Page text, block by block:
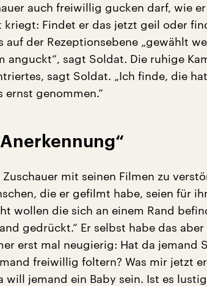
auch freiwillig gucken darf, wie
Findet er das jetzt geil oder
auf der Rezeptionsebene „gewählt
anguckt“, sagt Soldat. Die ruhige
sagt Soldat. „Ich finde, die
genommen.“
mit seinen Filmen zu
die er gefilmt habe, seien für
wollen die sich an einem Rand
gedrückt.“ Er selbst habe das aber
erst mal neugierig: Hat da jemand
freiwillig foltern? Was mir jetzt
jemand ein Baby sein. Ist es